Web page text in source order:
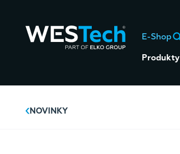
E-Shop
Produkty
NOVINKY